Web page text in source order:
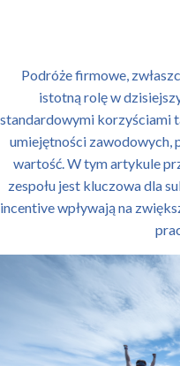
Podróże firmowe,
istotną rolę w
standardowymi korzyściami
umiejętności zawodowych,
wartość. W tym artykule
zespołu jest kluczowa dla
incentive wpływają na